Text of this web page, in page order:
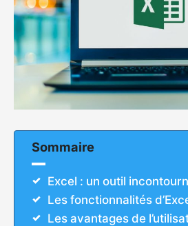
Sommaire
Excel : un outil
Les fonctionnalités
Les avantages de